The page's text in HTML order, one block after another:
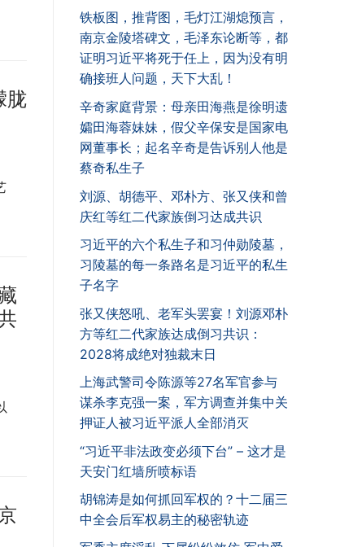
胧
铁板图，推背图，毛灯江湖熄预言，
南京金陵塔碑文，毛泽东论断等，都
证明习近平将死于任上，因为没有明
确接班人问题，天下大乱！
辛奇家庭背景：母亲田海燕是徐明遗
孀田海蓉妹妹，假父辛保安是国家电
网董事长；起名辛奇是告诉别人他是
蔡奇私生子
刘源、胡德平、邓朴方、张又侠和曾
庆红等红二代家族倒习达成共识
习近平的六个私生子和习仲勋陵墓，
习陵墓的每一条路名是习近平的私生
子名字
张又侠怒吼、老军头罢宴！刘源邓朴
方等红二代家族达成倒习共识：
2028将成绝对独裁末日
上海武警司令陈源等27名军官参与
谋杀李克强一案，军方调查并集中关
押证人被习近平派人全部消灭
“习近平非法政变必须下台” – 这才是
天安门红墙所喷标语
胡锦涛是如何抓回军权的？十二届三
中全会后军权易主的秘密轨迹